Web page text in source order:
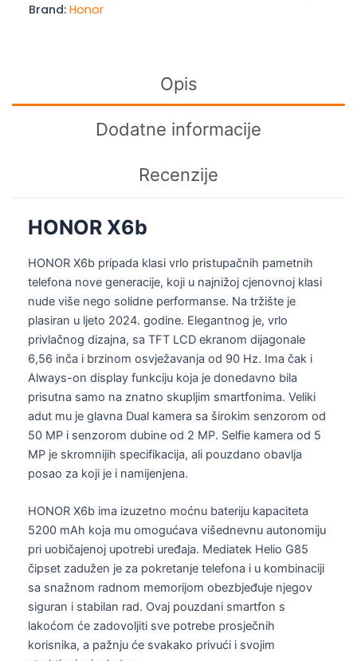
Brand: Honor
Opis
Dodatne informacije
Recenzije
HONOR X6b
HONOR X6b pripada klasi vrlo pristupačnih pametnih
telefona nove generacije, koji u najnižoj cjenovnoj klasi
nude više nego solidne performanse. Na tržište je
plasiran u ljeto 2024. godine. Elegantnog je, vrlo
privlačnog dizajna, sa TFT LCD ekranom dijagonale
6,56 inča i brzinom osvježavanja od 90 Hz. Ima čak i
Always-on display funkciju koja je donedavno bila
prisutna samo na znatno skupljim smartfonima. Veliki
adut mu je glavna Dual kamera sa širokim senzorom od
50 MP i senzorom dubine od 2 MP. Selfie kamera od 5
MP je skromnijih specifikacija, ali pouzdano obavlja
posao za koji je i namijenjena.
HONOR X6b ima izuzetno moćnu bateriju kapaciteta
5200 mAh koja mu omogućava višednevnu autonomiju
pri uobičajenoj upotrebi uređaja. Mediatek Helio G85
čipset zadužen je za pokretanje telefona i u kombinaciji
sa snažnom radnom memorijom obezbjeđuje njegov
siguran i stabilan rad. Ovaj pouzdani smartfon s
lakoćom će zadovoljiti sve potrebe prosječnih
korisnika, a pažnju će svakako privući i svojim